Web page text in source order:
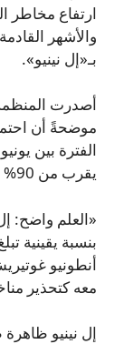
ارتفاع مخاطر
والأشهر
بـ«إل نينيو».
أصدرت المنظمة
الفترة بين
يقرب من 90% بحلول نوفمبر.
«العلم واضح:
أنطونيو
معه كتحذير
إل نينيو